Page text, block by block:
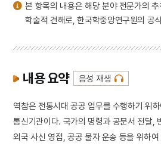
10 택견
본 항목의 내용은 해당 분야 전문가의
학술적 견해로, 한국학중앙연구원의 공
내용 요약 음성 재생
역참은 전통시대 공공 업무를 수행하기 위
통신기관이다. 국가의 명령과 공문서 전달,
외국 사신 영접, 공공 물자 운송 등을 위하